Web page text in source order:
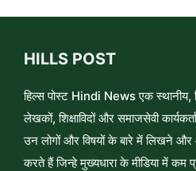
HILLS POST
हिल्स पोस्ट Hindi News एक स्थानीय,
लेखकों, शिक्षाविदों और समाजसेवी
उन लोगों और विषयों के बारे में लिखने
करते हैं जिन्हे मुख्यधारा के मीडिया में कम